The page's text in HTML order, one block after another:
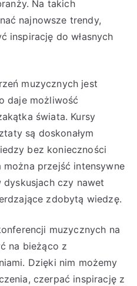
Na takich
najnowsze trendy,
inspirację do własnych
muzycznych jest
daje możliwość
świata. Kursy
są doskonałym
bez konieczności
przejść intensywne
czy nawet
zdobytą wiedzę.
muzycznych na
na bieżąco z
Dzięki nim możemy
czerpać inspirację z